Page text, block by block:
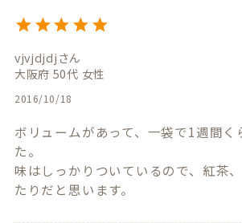
vjvjdjdj
大阪府 50代 女性
2016/10/18
ボリュームがあって、一袋で1週間く
た。
味はしっかりついているので、紅茶
たりだと思います。